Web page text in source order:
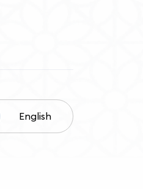
English